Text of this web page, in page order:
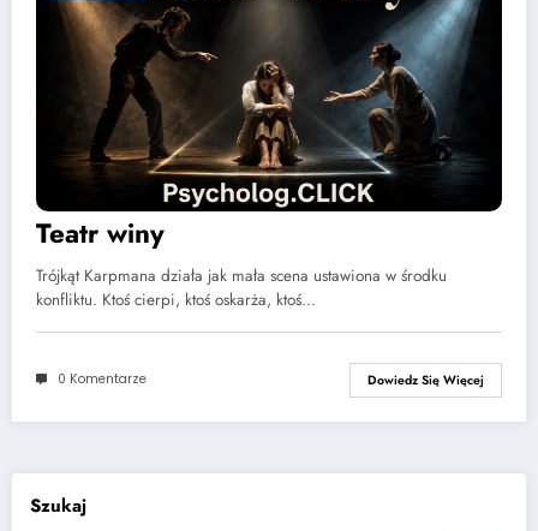
Teatr winy
Trójkąt Karpmana działa jak mała scena ustawiona w środku
konfliktu. Ktoś cierpi, ktoś oskarża, ktoś…
0 Komentarze Dowiedz Się Więcej
Szukaj